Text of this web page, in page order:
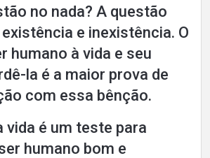
no nada? A questão
e inexistência. O
humano à vida e seu
la é a maior prova de
com essa bênção.
vida é um teste para
humano bom e